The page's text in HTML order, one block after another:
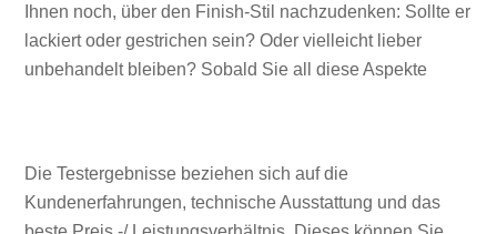
Ihnen noch, über den Finish-Stil nachzudenken: Sollte er
lackiert oder gestrichen sein? Oder vielleicht lieber
unbehandelt bleiben? Sobald Sie all diese Aspekte
Die Testergebnisse beziehen sich auf die
Kundenerfahrungen, technische Ausstattung und das